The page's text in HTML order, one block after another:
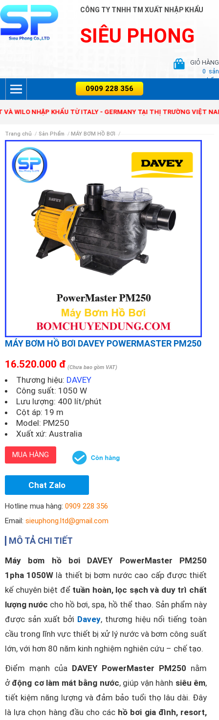
CÔNG TY TNHH TM XUẤT NHẬP KHẨU
SIÊU PHONG
GIỎ HÀNG
0 sản
phẩm
ZENIT VÀ WILO NHẬP KHẨU TỪ ITALY - GERMANY TẠI THỊ
Trang chủ / Sản Phẩm / MÁY BƠM HỒ BƠI /
MÁY BƠM HỒ BƠI DAVEY POWERMASTER PM250
16.520.000 đ (Chưa bao gồm VAT)
Thương hiệu: DAVEY
Công suất: 1050 W
Lưu lượng: 400 lít/phút
Cột áp: 19 m
Model: PM250
Xuất xứ: Australia
MUA HÀNG
Chat Zalo
Hotline mua hàng: 0909 228 356
Email: sieuphong.ltd@gmail.com
MÔ TẢ CHI TIẾT
Máy bơm hồ bơi DAVEY PowerMaster PM250
1pha 1050W là thiết bị bơm nước cao cấp được thiết
kế chuyên biệt để tuần hoàn, lọc sạch và duy trì chất
lượng nước cho hồ bơi, spa, hồ thể thao. Sản phẩm này
được sản xuất bởi Davey, thương hiệu nổi tiếng toàn
cầu trong lĩnh vực thiết bị xử lý nước và bơm công suất
lớn, với hơn 80 năm kinh nghiệm nghiên cứu – chế tạo.
Điểm mạnh của DAVEY PowerMaster PM250 nằm
ở động cơ làm mát bằng nước, giúp vận hành siêu êm,
tiết kiệm năng lượng và đảm bảo tuổi thọ lâu dài. Đây
là lựa chọn hàng đầu cho các hồ bơi gia đình, resort,